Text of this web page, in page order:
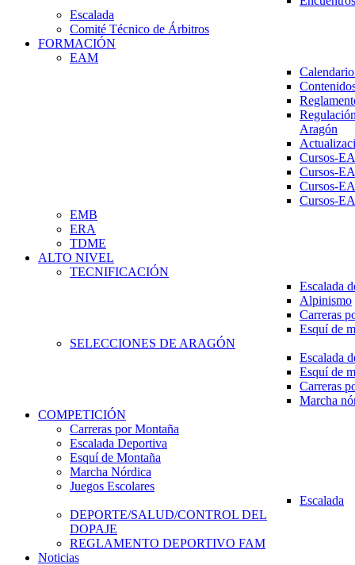
Escalada
Comité Técnico de Árbitros
FORMACIÓN
EAM
Aragón
Cursos-
Cursos-
Cursos-
Cursos-
EMB
ERA
TDME
ALTO NIVEL
TECNIFICACIÓN
Escalada
Alpinismo
Carreras
Esquí de
SELECCIONES DE ARAGÓN
Escalada
Esquí de
Carreras
Marcha
COMPETICIÓN
Carreras por Montaña
Escalada Deportiva
Esquí de Montaña
Marcha Nórdica
Juegos Escolares
Escalada
DEPORTE/SALUD/CONTROL DEL
DOPAJE
REGLAMENTO DEPORTIVO FAM
Noticias